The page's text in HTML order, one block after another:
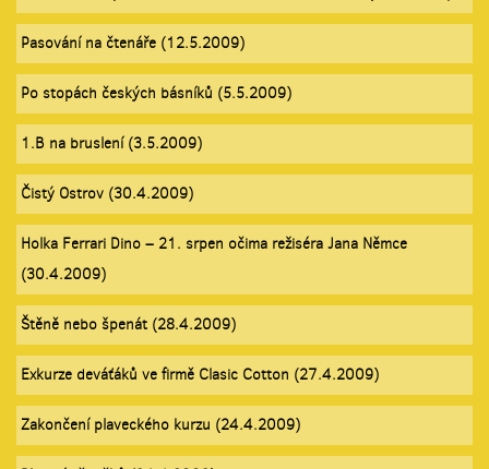
Pasování na čtenáře (12.5.2009)
Po stopách českých básníků (5.5.2009)
1.B na bruslení (3.5.2009)
Čistý Ostrov (30.4.2009)
Holka Ferrari Dino – 21. srpen očima režiséra Jana Němce
(30.4.2009)
Štěně nebo špenát (28.4.2009)
Exkurze deváťáků ve firmě Clasic Cotton (27.4.2009)
Zakončení plaveckého kurzu (24.4.2009)